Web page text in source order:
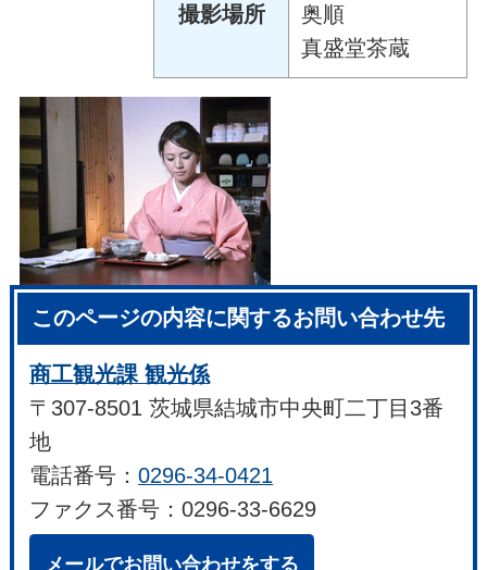
撮影場所
奥順
真盛堂茶蔵
このページの内容に関するお問い合わせ先
商工観光課 観光係
〒307-8501 茨城県結城市中央町二丁目3番
地
電話番号：0296-34-0421
ファクス番号：0296-33-6629
メールでお問い合わせをする